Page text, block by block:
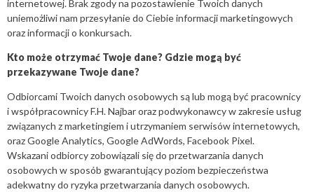
internetowej. Brak zgody na pozostawienie Twoich danych
uniemożliwi nam przesyłanie do Ciebie informacji marketingowych
oraz informacji o konkursach.
Kto może otrzymać Twoje dane? Gdzie mogą być
przekazywane Twoje dane?
Odbiorcami Twoich danych osobowych są lub mogą być pracownicy
i współpracownicy F.H. Najbar oraz podwykonawcy w zakresie usług
związanych z marketingiem i utrzymaniem serwisów internetowych,
oraz Google Analytics, Google AdWords, Facebook Pixel.
Wskazani odbiorcy zobowiązali się do przetwarzania danych
osobowych w sposób gwarantujący poziom bezpieczeństwa
adekwatny do ryzyka przetwarzania danych osobowych.